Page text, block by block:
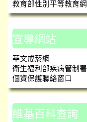
教育部性別平等教育網
宣導網站
華文戒菸網
衛生福利部疾病管制署
個資保護聯絡窗口
維基百科查詢